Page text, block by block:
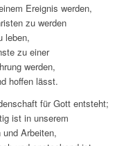
Ereignis werden,
zu werden
leben,
zu einer
werden,
hoffen lässt.
für Gott entsteht;
ist in unserem
Arbeiten,